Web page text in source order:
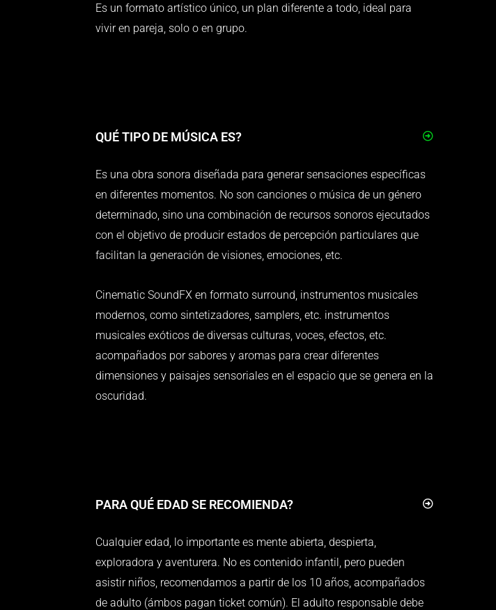
Es un formato artístico único, un plan diferente a todo, ideal para
vivir en pareja, solo o en grupo.
QUÉ TIPO DE MÚSICA ES?
Es una obra sonora diseñada para generar sensaciones específicas
en diferentes momentos. No son canciones o música de un género
determinado, sino una combinación de recursos sonoros ejecutados
con el objetivo de producir estados de percepción particulares que
facilitan la generación de visiones, emociones, etc.
Cinematic SoundFX en formato surround, instrumentos musicales
modernos, como sintetizadores, samplers, etc. instrumentos
musicales exóticos de diversas culturas, voces, efectos, etc.
acompañados por sabores y aromas para crear diferentes
dimensiones y paisajes sensoriales en el espacio que se genera en la
oscuridad.
PARA QUÉ EDAD SE RECOMIENDA?
Cualquier edad, lo importante es mente abierta, despierta,
exploradora y aventurera. No es contenido infantil, pero pueden
asistir niños, recomendamos a partir de los 10 años, acompañados
de adulto (ámbos pagan ticket común). El adulto responsable debe